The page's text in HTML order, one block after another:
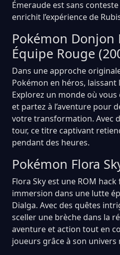
Émeraude est sans
enrichit l’expérience de
Pokémon Donjon
Équipe Rouge
Dans une approche
Pokémon en héros, laissant
Explorez un monde où
et partez à l’aventure pour
votre transformation. Avec
tour, ce titre captivant
pendant des heures.
Pokémon Flora
Flora Sky est une ROM
immersion dans une lutte
Dialga. Avec des quêtes
sceller une brèche dans la
aventure et action tout en
joueurs grâce à son univers